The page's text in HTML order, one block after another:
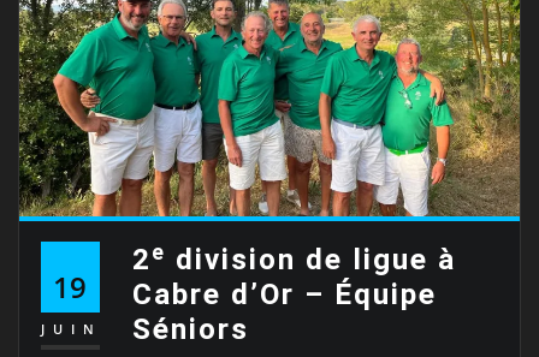
19
JUIN
2ᵉ division de ligue à
Cabre d’Or – Équipe
Séniors